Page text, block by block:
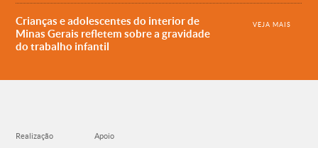
Crianças e adolescentes do interior de
Minas Gerais refletem sobre a gravidade
do trabalho infantil
VEJA MAIS